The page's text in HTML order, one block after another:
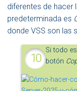
diferentes de hacer
predeterminada es
donde VSS son las
Si todo
botón